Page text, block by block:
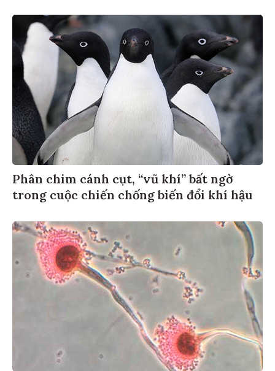
Phân chim cánh cụt, “vũ khí” bất ngờ
trong cuộc chiến chống biến đổi khí hậu